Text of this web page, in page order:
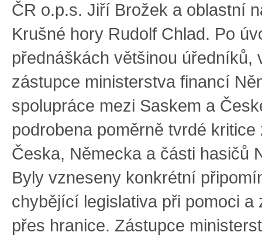
ČR o.p.s. Jiří Brožek a oblastní
Krušné hory Rudolf Chlad. Po
přednáškách většinou úředníků,
zástupce ministerstva financí
spolupráce mezi Saskem a
podrobena poměrně tvrdé
Česka, Německa a části hasičů
Byly vzneseny konkrétní
chybějící legislativa při pomoci a
přes hranice. Zástupce